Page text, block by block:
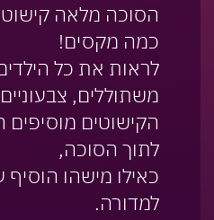
הסוכה מלאה
כמה מקסים!
לראות את כל
משתוללים,
הקישוטים
לתוך הסוכה,
כאילו מישהו הוסיף
למדורה.